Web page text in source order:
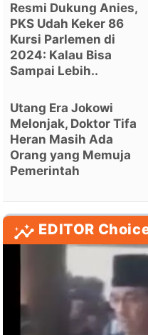
Resmi Dukung Anies,
PKS Udah Keker 86
Kursi Parlemen di
2024: Kalau Bisa
Sampai Lebih..
Utang Era Jokowi
Melonjak, Doktor Tifa
Heran Masih Ada
Orang yang Memuja
Pemerintah
EDITOR